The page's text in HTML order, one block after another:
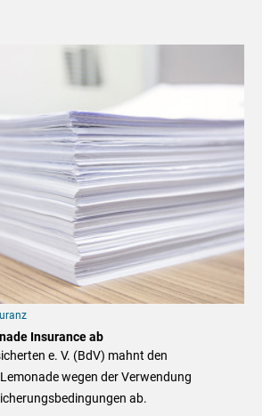
Insurance ab
e. V. (BdV) mahnt den
wegen der Verwendung
ab.